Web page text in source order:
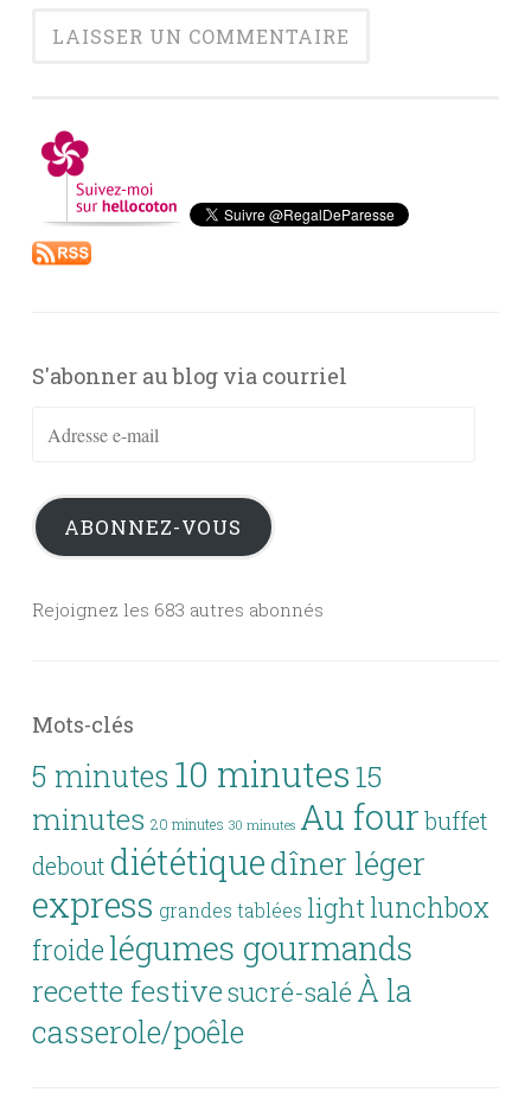
S'abonner au blog via courriel
Adresse
mail
ABONNEZ-VOUS
Rejoignez les 683 autres abonnés
Mots-clés
5 minutes 10 minutes15
minutes 20 minutes 30 minutes Au fourbuffet
debout diététiquedîner léger
express grandes tablées lightlunchbox
froide légumes gourmands
recette festivesucré-salé À la
casserole/poêle